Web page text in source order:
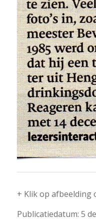
+ Klik op afbeelding
Publicatiedatum: 5